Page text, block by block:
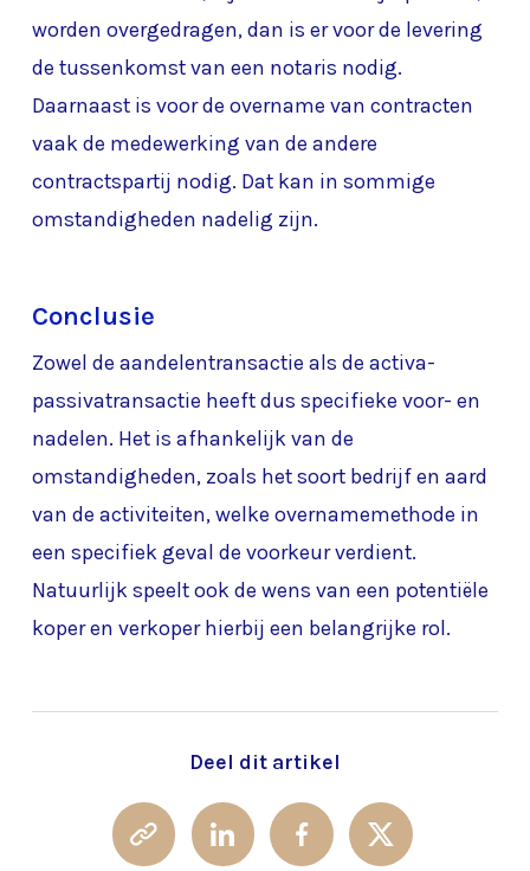
worden overgedragen, dan is er voor de levering
de tussenkomst van een notaris nodig.
Daarnaast is voor de overname van contracten
vaak de medewerking van de andere
contractspartij nodig. Dat kan in sommige
omstandigheden nadelig zijn.
Conclusie
Zowel de aandelentransactie als de activa-
passivatransactie heeft dus specifieke voor- en
nadelen. Het is afhankelijk van de
omstandigheden, zoals het soort bedrijf en aard
van de activiteiten, welke overnamemethode in
een specifiek geval de voorkeur verdient.
Natuurlijk speelt ook de wens van een potentiële
koper en verkoper hierbij een belangrijke rol.
Deel dit artikel